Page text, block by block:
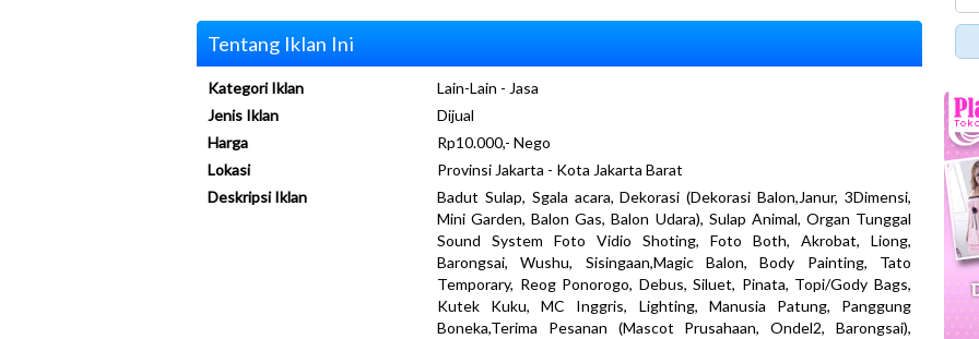
Tentang Iklan Ini
Kategori Iklan
Lain-Lain - Jasa
Jenis Iklan
Dijual
Harga
Rp10.000,- Nego
Lokasi
Provinsi Jakarta - Kota Jakarta Barat
Deskripsi Iklan
Badut Sulap, Sgala acara, Dekorasi (Dekorasi Balon,Janur, 3Dimensi,
Mini Garden, Balon Gas, Balon Udara), Sulap Animal, Organ Tunggal
Sound System Foto Vidio Shoting, Foto Both, Akrobat, Liong,
Barongsai, Wushu, Sisingaan,Magic Balon, Body Painting, Tato
Temporary, Reog Ponorogo, Debus, Siluet, Pinata, Topi/Gody Bags,
Kutek Kuku, MC Inggris, Lighting, Manusia Patung, Panggung
Boneka,Terima Pesanan (Mascot Prusahaan, Ondel2, Barongsai),